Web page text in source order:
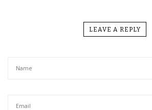
LEAVE A REPLY